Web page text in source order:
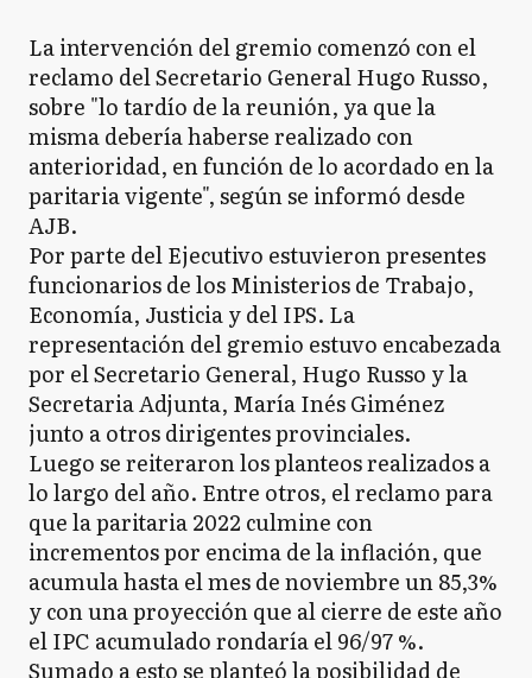
La intervención del gremio comenzó con el
reclamo del Secretario General Hugo Russo,
sobre "lo tardío de la reunión, ya que la
misma debería haberse realizado con
anterioridad, en función de lo acordado en la
paritaria vigente", según se informó desde
AJB.
Por parte del Ejecutivo estuvieron presentes
funcionarios de los Ministerios de Trabajo,
Economía, Justicia y del IPS. La
representación del gremio estuvo encabezada
por el Secretario General, Hugo Russo y la
Secretaria Adjunta, María Inés Giménez
junto a otros dirigentes provinciales.
Luego se reiteraron los planteos realizados a
lo largo del año. Entre otros, el reclamo para
que la paritaria 2022 culmine con
incrementos por encima de la inflación, que
acumula hasta el mes de noviembre un 85,3%
y con una proyección que al cierre de este año
el IPC acumulado rondaría el 96/97 %.
Sumado a esto se planteó la posibilidad de